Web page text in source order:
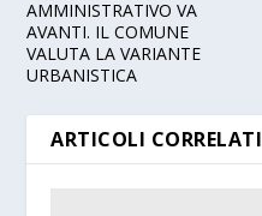
AMMINISTRATIVO VA
AVANTI. IL COMUNE
VALUTA LA VARIANTE
URBANISTICA
ARTICOLI CORRELATI